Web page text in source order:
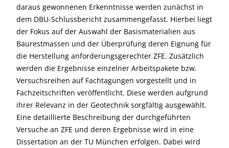
daraus gewonnenen Erkenntnisse werden zunächst in
dem DBU-Schlussbericht zusammengefasst. Hierbei liegt
der Fokus auf der Auswahl der Basismaterialien aus
Baurestmassen und der Überprüfung deren Eignung für
die Herstellung anforderungsgerechter ZFE. Zusätzlich
werden die Ergebnisse einzelner Arbeitspakete bzw.
Versuchsreihen auf Fachtagungen vorgestellt und in
Fachzeitschriften veröffentlicht. Diese werden aufgrund
ihrer Relevanz in der Geotechnik sorgfältig ausgewählt.
Eine detaillierte Beschreibung der durchgeführten
Versuche an ZFE und deren Ergebnisse wird in eine
Dissertation an der TU München erfolgen. Dabei wird